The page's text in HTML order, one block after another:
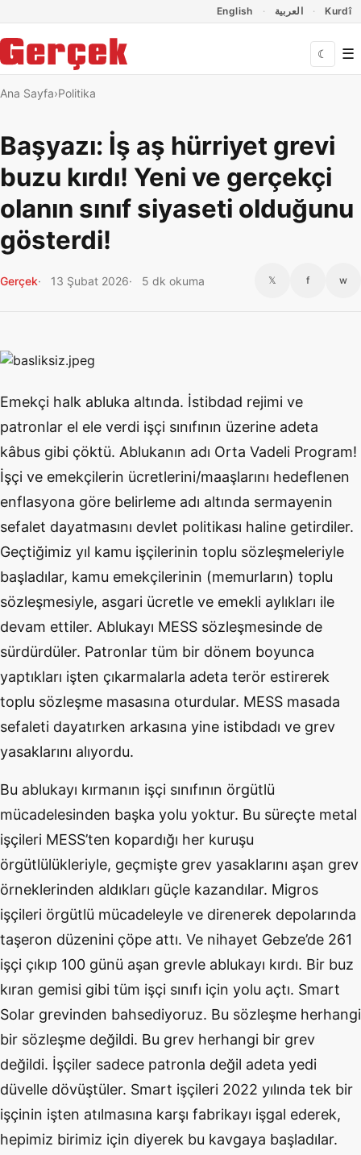
English العربية Kurdî
☾ ☰
Ana Sayfa Politika
Başyazı: İş aş hürriyet grevi
buzu kırdı! Yeni ve gerçekçi
olanın sınıf siyaseti olduğunu
gösterdi!
Gerçek 13 Şubat 2026 5 dk okuma 𝕏 f w
Emekçi halk abluka altında. İstibdad rejimi ve
patronlar el ele verdi işçi sınıfının üzerine adeta
kâbus gibi çöktü. Ablukanın adı Orta Vadeli Program!
İşçi ve emekçilerin ücretlerini/maaşlarını hedeflenen
enflasyona göre belirleme adı altında sermayenin
sefalet dayatmasını devlet politikası haline getirdiler.
Geçtiğimiz yıl kamu işçilerinin toplu sözleşmeleriyle
başladılar, kamu emekçilerinin (memurların) toplu
sözleşmesiyle, asgari ücretle ve emekli aylıkları ile
devam ettiler. Ablukayı MESS sözleşmesinde de
sürdürdüler. Patronlar tüm bir dönem boyunca
yaptıkları işten çıkarmalarla adeta terör estirerek
toplu sözleşme masasına oturdular. MESS masada
sefaleti dayatırken arkasına yine istibdadı ve grev
yasaklarını alıyordu.
Bu ablukayı kırmanın işçi sınıfının örgütlü
mücadelesinden başka yolu yoktur. Bu süreçte metal
işçileri MESS’ten kopardığı her kuruşu
örgütlülükleriyle, geçmişte grev yasaklarını aşan grev
örneklerinden aldıkları güçle kazandılar. Migros
işçileri örgütlü mücadeleyle ve direnerek depolarında
taşeron düzenini çöpe attı. Ve nihayet Gebze’de 261
işçi çıkıp 100 günü aşan grevle ablukayı kırdı. Bir buz
kıran gemisi gibi tüm işçi sınıfı için yolu açtı. Smart
Solar grevinden bahsediyoruz. Bu sözleşme herhangi
bir sözleşme değildi. Bu grev herhangi bir grev
değildi. İşçiler sadece patronla değil adeta yedi
düvelle dövüştüler. Smart işçileri 2022 yılında tek bir
işçinin işten atılmasına karşı fabrikayı işgal ederek,
hepimiz birimiz için diyerek bu kavgaya başladılar.